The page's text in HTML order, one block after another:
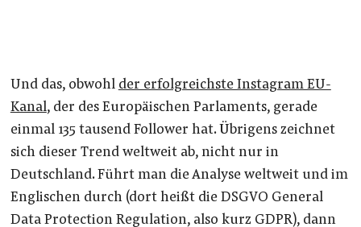
Und das, obwohl der erfolgreichste Instagram EU-
Kanal, der des Europäischen Parlaments, gerade
einmal 135 tausend Follower hat. Übrigens zeichnet
sich dieser Trend weltweit ab, nicht nur in
Deutschland. Führt man die Analyse weltweit und im
Englischen durch (dort heißt die DSGVO General
Data Protection Regulation, also kurz GDPR), dann